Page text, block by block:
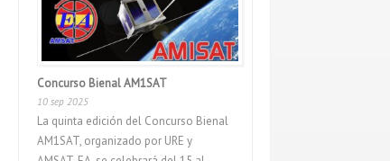
Concurso Bienal AM1SAT
10 sep 2025
La quinta edición del Concurso Bienal
AM1SAT, organizado por URE y